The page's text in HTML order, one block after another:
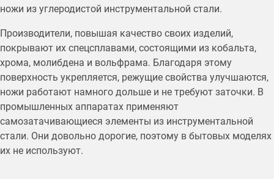
ножи из углеродистой инструментальной стали.
Производители, повышая качество своих изделий,
покрывают их спецсплавами, состоящими из кобальта,
хрома, молибдена и вольфрама. Благодаря этому
поверхность укрепляется, режущие свойства улучшаются,
ножи работают намного дольше и не требуют заточки. В
промышленных аппаратах применяют
самозатачивающиеся элементы из инструментальной
стали. Они довольно дорогие, поэтому в бытовых моделях
их не используют.